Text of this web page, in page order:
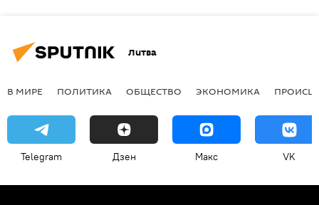
Литва
В МИРЕ ПОЛИТИКА ОБЩЕСТВО ЭКОНОМИКА
Telegram Дзен Макс VK